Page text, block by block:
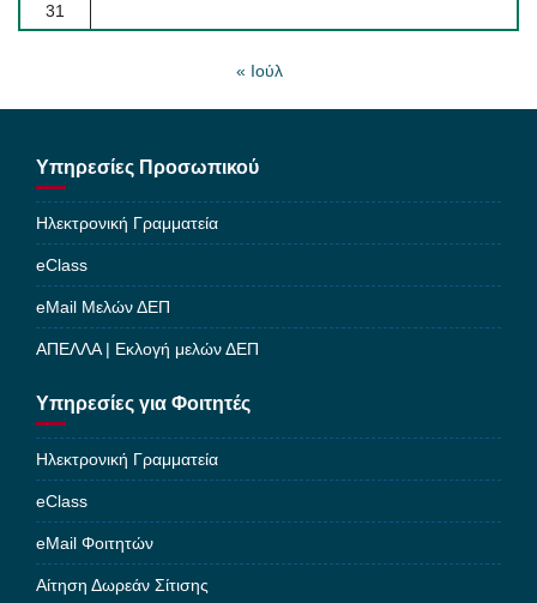
31
« Ιούλ
Υπηρεσίες Προσωπικού
Ηλεκτρονική Γραμματεία
eClass
eMail Μελών ΔΕΠ
ΑΠΕΛΛΑ | Εκλογή μελών ΔΕΠ
Υπηρεσίες για Φοιτητές
Ηλεκτρονική Γραμματεία
eClass
eMail Φοιτητών
Αίτηση Δωρεάν Σίτισης